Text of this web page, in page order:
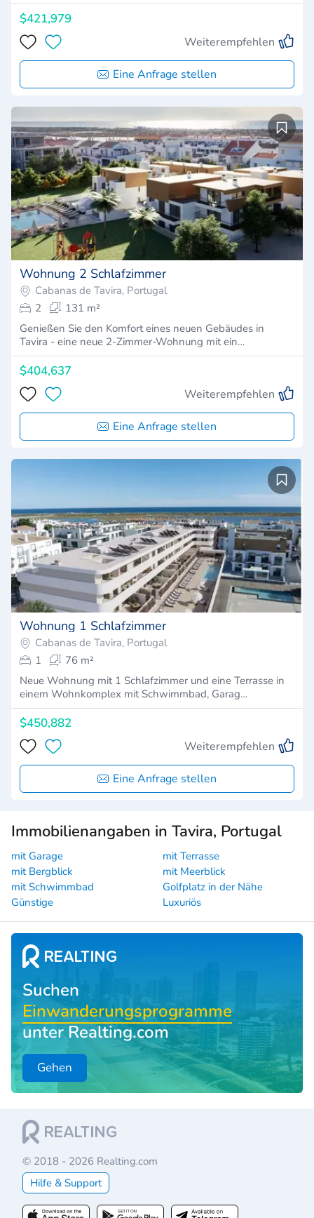
$421,979
Weiterempfehlen
Eine Anfrage stellen
Wohnung 2 Schlafzimmer
Cabanas de Tavira, Portugal
2
131 m²
Genießen Sie den Komfort eines neuen Gebäudes in
Tavira - eine neue 2-Zimmer-Wohnung mit ein…
$404,637
Weiterempfehlen
Eine Anfrage stellen
Wohnung 1 Schlafzimmer
Cabanas de Tavira, Portugal
1
76 m²
Neue Wohnung mit 1 Schlafzimmer und eine Terrasse in
einem Wohnkomplex mit Schwimmbad, Garag…
$450,882
Weiterempfehlen
Eine Anfrage stellen
Immobilienangaben in Tavira, Portugal
mit Garage
mit Terrasse
mit Bergblick
mit Meerblick
mit Schwimmbad
Golfplatz in der Nähe
Günstige
Luxuriös
Suchen
Einwanderungsprogramme
unter Realting.com
Gehen
© 2018 - 2026 Realting.com
Hilfe & Support